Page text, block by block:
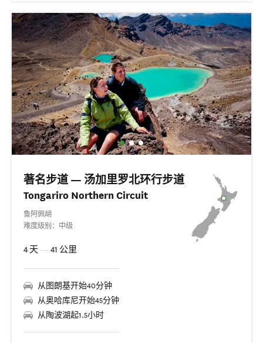
著名步道 — 汤加里罗北环行步道
Tongariro Northern Circuit
鲁阿佩胡
难度级别：中级
4 天 — 41 公里
从图朗基开始40分钟
从奥哈库尼开始45分钟
从陶波湖起1.5小时